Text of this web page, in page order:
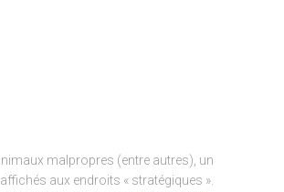
malpropres (entre autres), un
aux endroits « stratégiques ».